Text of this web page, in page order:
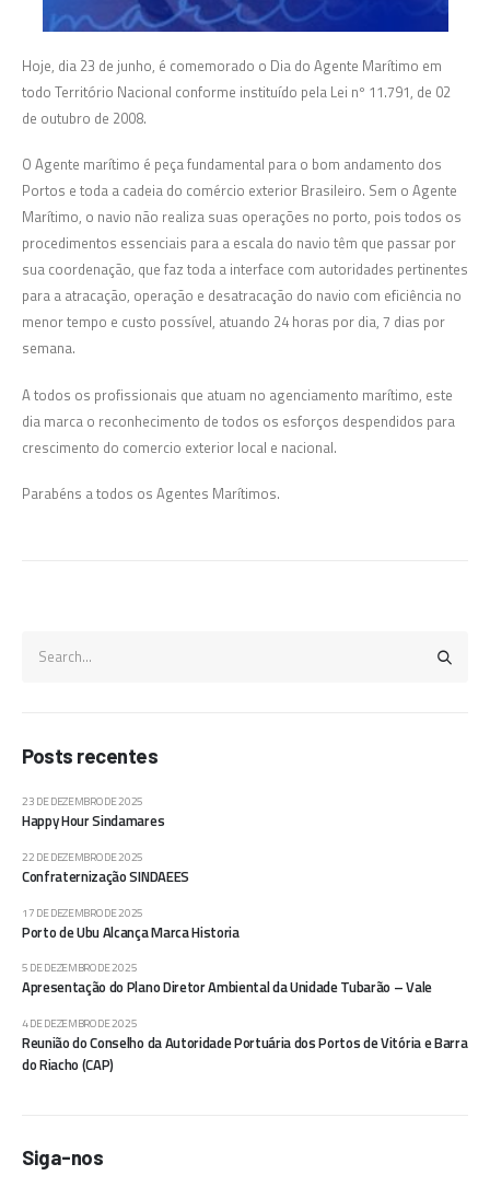
Hoje, dia 23 de junho, é comemorado o Dia do Agente Marítimo em
todo Território Nacional conforme instituído pela Lei nº 11.791, de 02
de outubro de 2008.
O Agente marítimo é peça fundamental para o bom andamento dos
Portos e toda a cadeia do comércio exterior Brasileiro. Sem o Agente
Marítimo, o navio não realiza suas operações no porto, pois todos os
procedimentos essenciais para a escala do navio têm que passar por
sua coordenação, que faz toda a interface com autoridades pertinentes
para a atracação, operação e desatracação do navio com eficiência no
menor tempo e custo possível, atuando 24 horas por dia, 7 dias por
semana.
A todos os profissionais que atuam no agenciamento marítimo, este
dia marca o reconhecimento de todos os esforços despendidos para
crescimento do comercio exterior local e nacional.
Parabéns a todos os Agentes Marítimos.
Posts recentes
Happy Hour Sindamares
23 DE DEZEMBRO DE 2025
Confraternização SINDAEES
22 DE DEZEMBRO DE 2025
Porto de Ubu Alcança Marca Historia
17 DE DEZEMBRO DE 2025
Apresentação do Plano Diretor Ambiental da Unidade Tubarão – Vale
5 DE DEZEMBRO DE 2025
Reunião do Conselho da Autoridade Portuária dos Portos de Vitória e Barra
do Riacho (CAP)
4 DE DEZEMBRO DE 2025
Siga-nos